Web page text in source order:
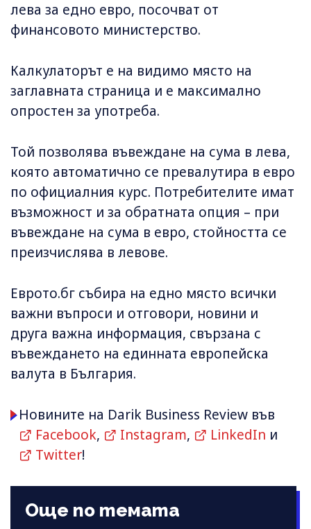
лева за едно евро, посочват от
финансовото министерство.
Калкулаторът е на видимо място на
заглавната страница и е максимално
опростен за употреба.
Той позволява въвеждане на сума в лева,
която автоматично се превалутира в евро
по официалния курс. Потребителите имат
възможност и за обратната опция – при
въвеждане на сума в евро, стойността се
преизчислява в левове.
Еврото.бг събира на едно място всички
важни въпроси и отговори, новини и
друга важна информация, свързана с
въвеждането на единната европейска
валута в България.
Новините на Darik Business Review във
Facebook, Instagram, LinkedIn и
Twitter!
Още по темата